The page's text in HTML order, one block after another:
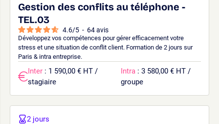
Gestion des conflits au téléphone -
TEL.03
4.6/5 - 64avis
Développez vos compétences pour gérer efficacement votre
stress et une situation de conflit client. Formation de 2 jours sur
Paris & intra entreprise.
Inter : 1 590,00 € HT /
stagiaire
Intra : 3 580,00 € HT /
groupe
2 jours